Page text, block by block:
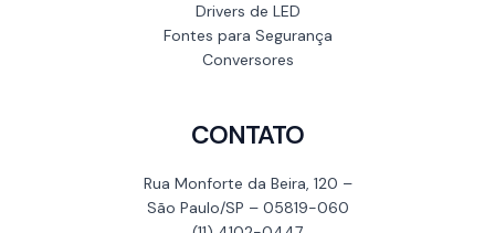
Drivers de LED
Fontes para Segurança
Conversores
CONTATO
Rua Monforte da Beira, 120 –
São Paulo/SP – 05819-060